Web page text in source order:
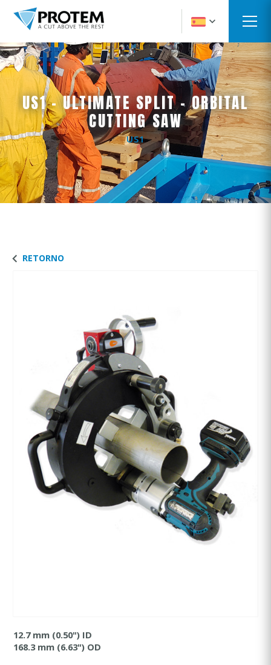
US1 - ULTIMATE SPLIT - ORBITAL
CUTTING SAW
US1
RETORNO
12.7 mm (0.50") ID
168.3 mm (6.63") OD